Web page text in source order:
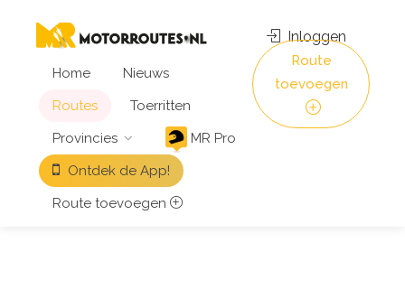
Home
Nieuws
Routes
Toerritten
Provincies
MR Pro
Ontdek de App!
Route toevoegen
Inloggen
Route
toevoegen